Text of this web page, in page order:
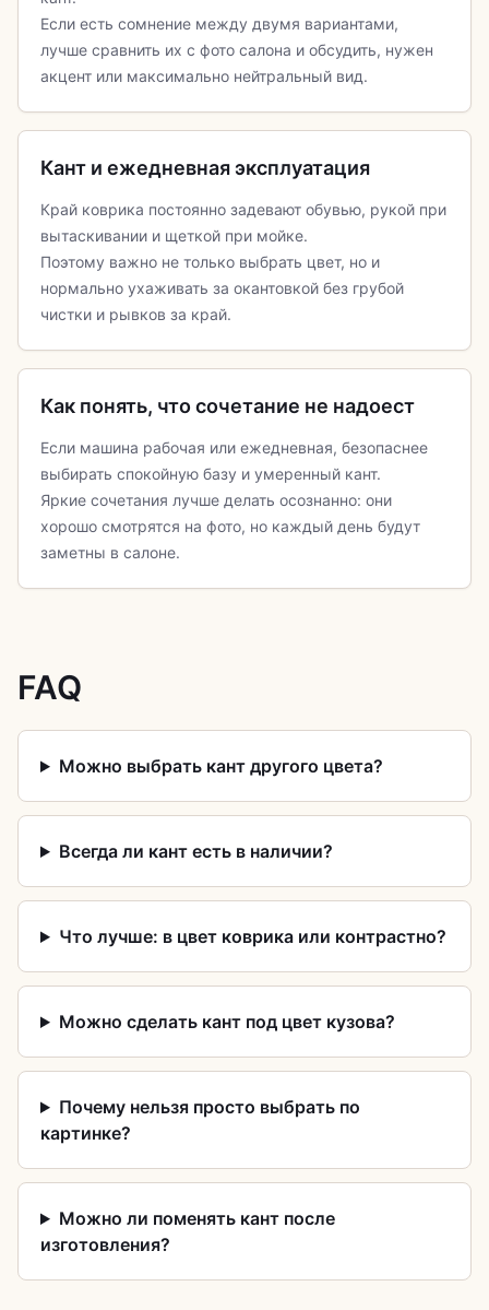
Если есть сомнение между двумя вариантами,
лучше сравнить их с фото салона и обсудить, нужен
акцент или максимально нейтральный вид.
Кант и ежедневная эксплуатация
Край коврика постоянно задевают обувью, рукой при
вытаскивании и щеткой при мойке.
Поэтому важно не только выбрать цвет, но и
нормально ухаживать за окантовкой без грубой
чистки и рывков за край.
Как понять, что сочетание не надоест
Если машина рабочая или ежедневная, безопаснее
выбирать спокойную базу и умеренный кант.
Яркие сочетания лучше делать осознанно: они
хорошо смотрятся на фото, но каждый день будут
заметны в салоне.
FAQ
Можно выбрать кант другого цвета?
Всегда ли кант есть в наличии?
Что лучше: в цвет коврика или контрастно?
Можно сделать кант под цвет кузова?
Почему нельзя просто выбрать по
картинке?
Можно ли поменять кант после
изготовления?